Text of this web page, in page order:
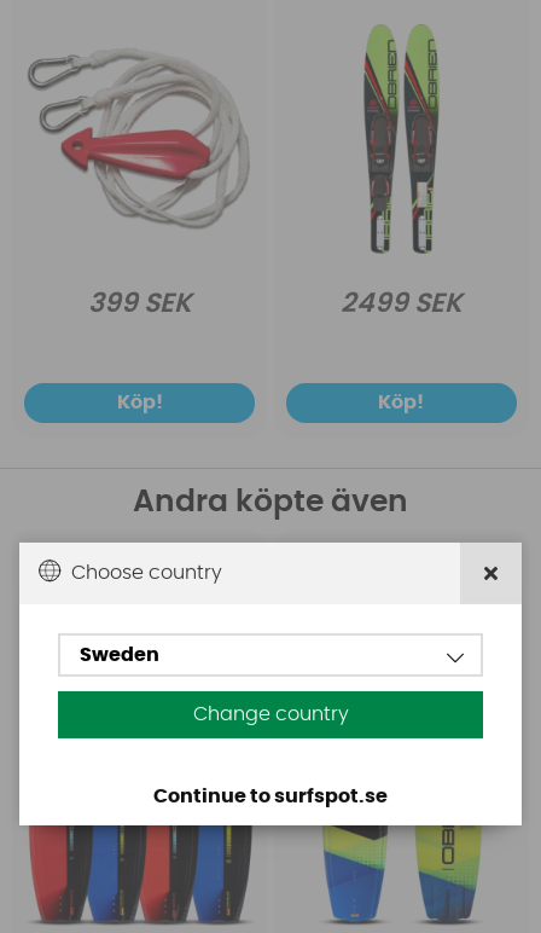
399 SEK
Köp!
2499 SEK
Köp!
Andra köpte även
Obrien
Obrien Doc Valhalla
Choose country
Sweden
Change country
Continue to surfspot.se